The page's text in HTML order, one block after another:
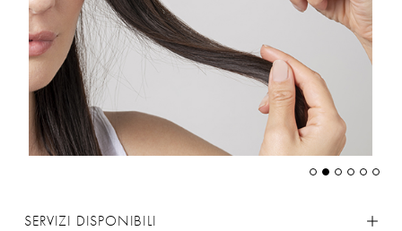
SERVIZI DISPONIBILI